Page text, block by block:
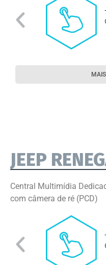
JEEP
Central Multimídia
com câmera de ré (PCD)